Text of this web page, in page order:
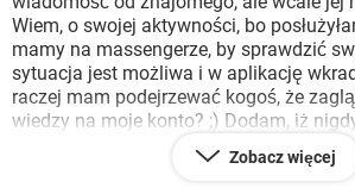
INSTAGRAM FACEBOOK
WINDOWS 10
Wiem, o swojej aktywności, bo
mamy na massengerze, by sprawdzić
sytuacja jest możliwa i w aplikację
raczej mam podejrzewać kogoś, że
wiedzy na moje konto? ;) Dodam, iż
tym, żeby komuś zmieniał się
"zieloną kropkę", bo dostał wiadomość,
Zobacz więcej